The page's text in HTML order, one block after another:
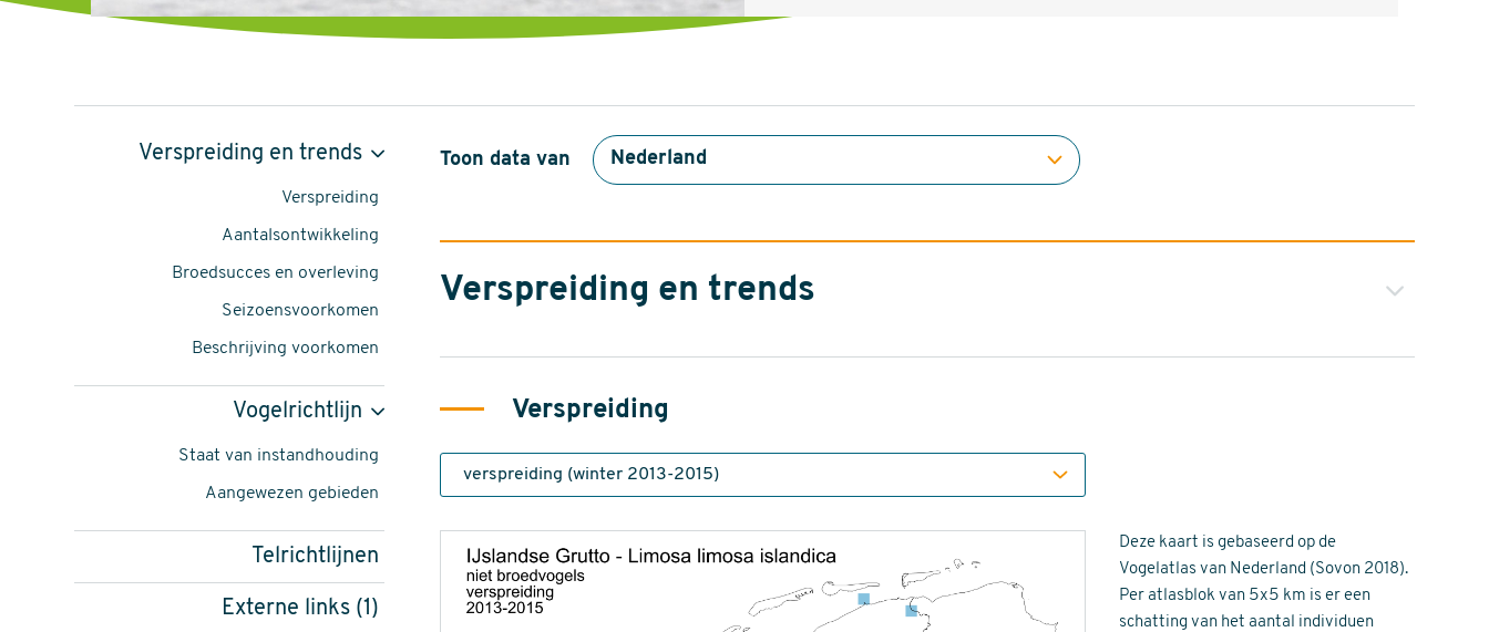
IJslandse
foto:
navigatie
Verspreiding en trends
Verspreiding
Aantalsontwikkeling
Broedsucces en overleving
Seizoensvoorkomen
Beschrijving voorkomen
Vogelrichtlijn
Staat van instandhouding
Aangewezen gebieden
Telrichtlijnen
Externe links (1)
Toon data van
Verspreiding en trends
Verspreiding
Deze kaart is gebaseerd op de
Vogelatlas van Nederland (Sovon 2018).
Per atlasblok van 5x5 km is er een
schatting van het aantal individuen